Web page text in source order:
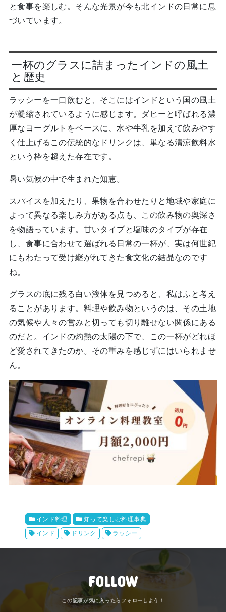
と食事を楽しむ。そんな光景が今も北インドの日常に息
づいています。
一杯のグラスに詰まったインドの風土
と歴史
ラッシーを一口飲むと、そこにはインドという国の風土
が凝縮されているように感じます。ダヒーと呼ばれる濃
厚なヨーグルトをベースに、水や牛乳を加えて飲みやす
く仕上げるこの伝統的なドリンクは、単なる清涼飲料水
という枠を超えた存在です。
暑い気候の中で生まれた知恵。
スパイスを加えたり、果物を合わせたりと地域や家庭に
よって異なる楽しみ方がある点も、この飲み物の奥深さ
を物語っています。甘いタイプと塩味のタイプが存在
し、食事に合わせて選ばれる日常の一杯が、実は何世紀
にもわたって受け継がれてきた食文化の結晶なのです
ね。
グラスの底に残る白い液体を見つめると、私はふと考え
ることがあります。料理や飲み物というのは、その土地
の気候や人々の営みと切っても切り離せない関係にある
のだと。インドの灼熱の太陽の下で、この一杯がどれほ
ど愛されてきたのか。その重みを感じずにはいられませ
ん。
インド料理
知って楽しむ料理事典
インド
ドリンク ラッシー
FOLLOW